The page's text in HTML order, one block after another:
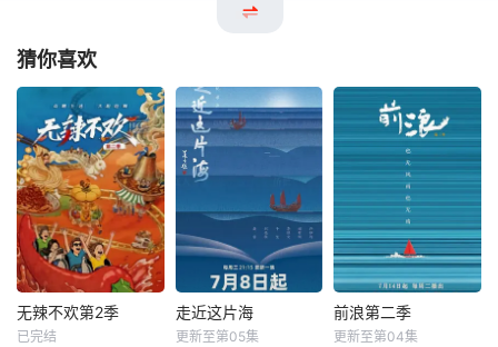
猜你喜欢
无辣不欢第2季
已完结
走近这片海
更新至第05集
前浪第二季
更新至第04集